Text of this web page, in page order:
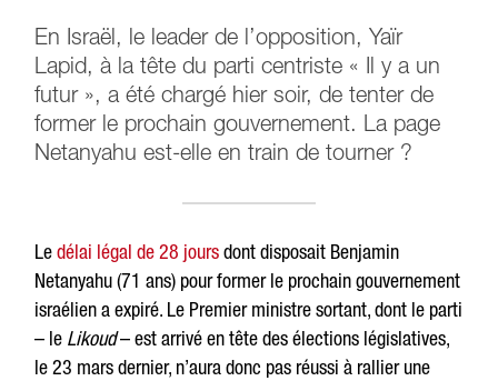
En Israël, le leader de l’opposition, Yaïr
Lapid, à la tête du parti centriste « Il y a un
futur », a été chargé hier soir, de tenter de
former le prochain gouvernement. La page
Netanyahu est-elle en train de tourner ?
Ledélai légal de 28 joursdont disposait Benjamin
Netanyahu (71 ans) pour former le prochain gouvernement
israélien a expiré. Le Premier ministre sortant, dont le parti
– le Likoud– est arrivé en tête des élections législatives,
le 23 mars dernier, n’aura donc pas réussi à rallier une